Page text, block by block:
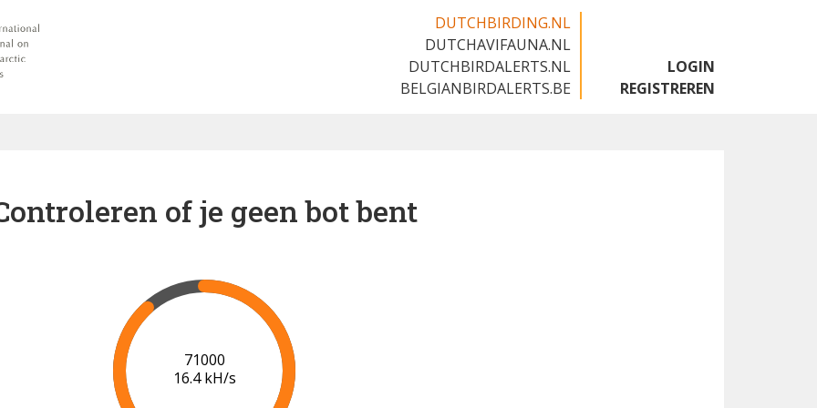
DUTCHBIRDING.NL
DUTCHAVIFAUNA.NL
DUTCHBIRDALERTS.NL
BELGIANBIRDALERTS.BE
LOGIN
REGISTREREN
of je geen bot bent
77000
16.8 kH/s